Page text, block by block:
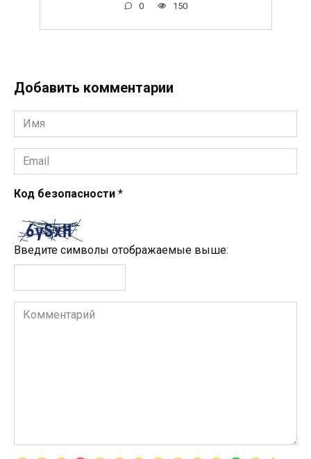
0 150
Добавить комментарии
Имя
*
Email
*
Код безопасности *
Введите символы отображаемые выше:
Комментарий